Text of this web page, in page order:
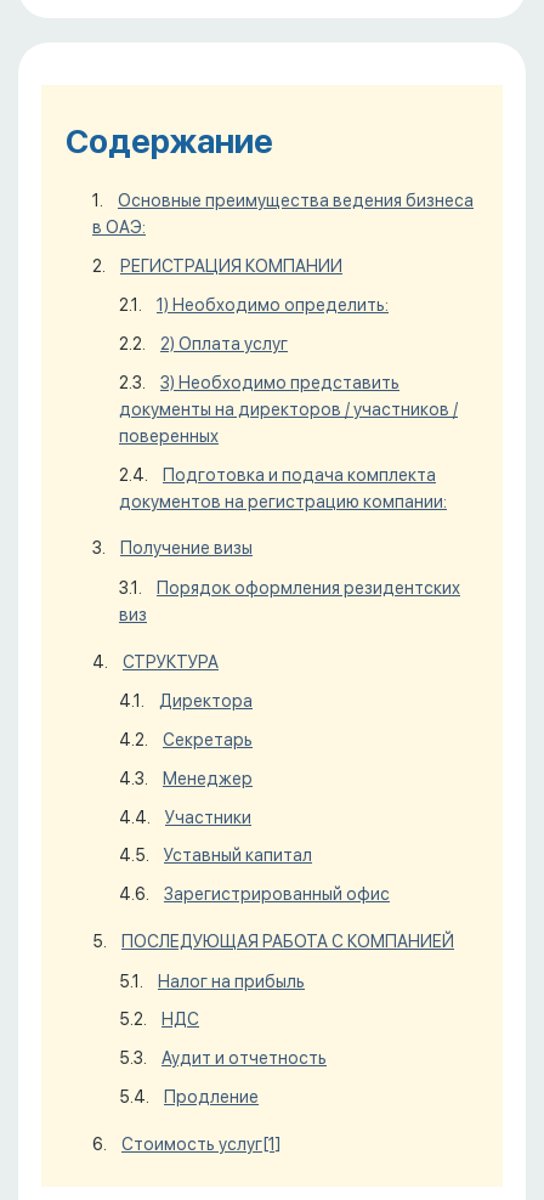
Содержание
Основные преимущества ведения бизнеса
в ОАЭ:
РЕГИСТРАЦИЯ КОМПАНИИ
1) Необходимо определить:
2) Оплата услуг
3) Необходимо представить
документы на директоров / участников /
поверенных
Подготовка и подача комплекта
документов на регистрацию компании:
Получение визы
Порядок оформления резидентских
виз
СТРУКТУРА
Директора
Секретарь
Менеджер
Участники
Уставный капитал
Зарегистрированный офис
ПОСЛЕДУЮЩАЯ РАБОТА С КОМПАНИЕЙ
Налог на прибыль
НДС
Аудит и отчетность
Продление
Стоимость услуг[1]